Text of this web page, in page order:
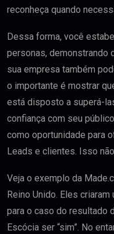
reconheça quando
Dessa forma, você
personas, demonstrando
sua empresa também
o importante é mostrar
está disposto a superá-
confiança com seu
como oportunidade para
Leads e clientes. Isso
Veja o exemplo da
Reino Unido. Eles
para o caso do resultado
Escócia ser “sim”. No